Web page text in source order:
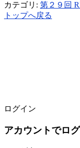
カテゴリ: 第２９回
トップへ戻る
ログイン
アカウントでロ